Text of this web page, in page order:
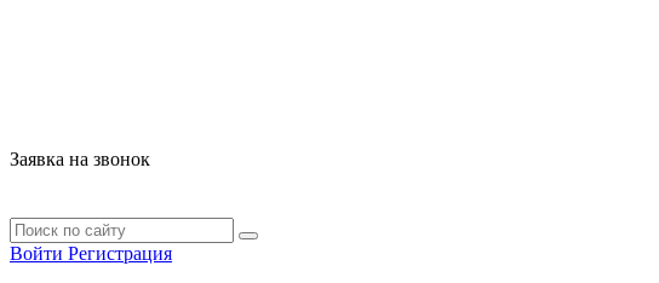
Заявка на звонок
Войти Регистрация